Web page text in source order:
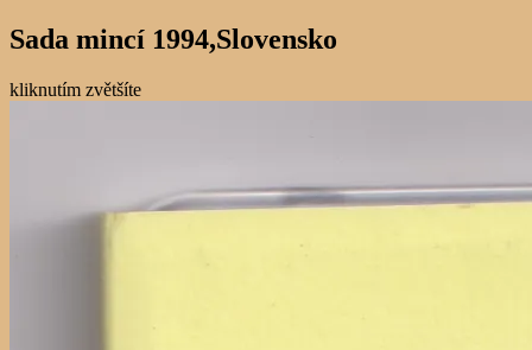
Sada mincí 1994,Slovensko
kliknutím zvětšíte